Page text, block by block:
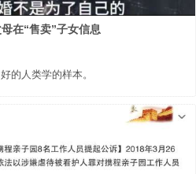
在“售卖”子女信息
的人类学的样本。